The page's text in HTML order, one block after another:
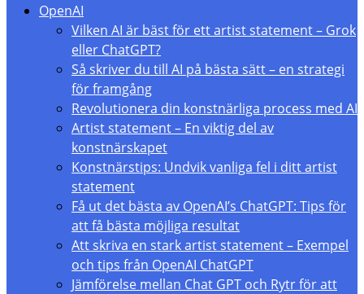
OpenAI
Vilken AI är bäst för ett artist statement – Grok
eller ChatGPT?
Så skriver du till AI på bästa sätt – en strategi
för framgång
Revolutionera din konstnärliga process med AI
Artist statement – En viktig del av
konstnärskapet
Konstnärstips: Undvik vanliga fel i ditt artist
statement
Få ut det bästa av OpenAI’s ChatGPT: Tips för
att få bästa möjliga resultat
Att skriva en stark artist statement – Exempel
och tips från OpenAI ChatGPT
Jämförelse mellan Chat GPT och Rytr för att